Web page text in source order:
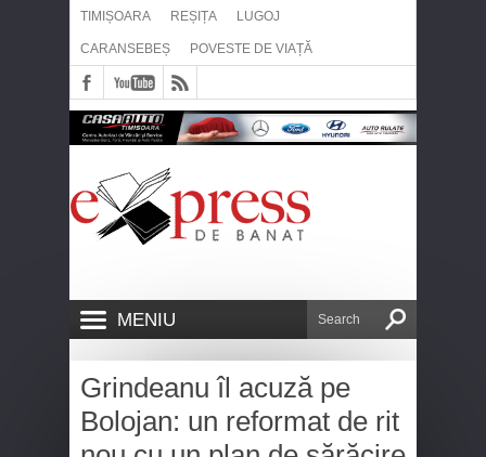
TIMIȘOARA REȘIȚA LUGOJ
CARANSEBEȘ POVESTE DE VIAȚĂ
MENIU
Grindeanu îl acuză pe
Bolojan: un reformat de rit